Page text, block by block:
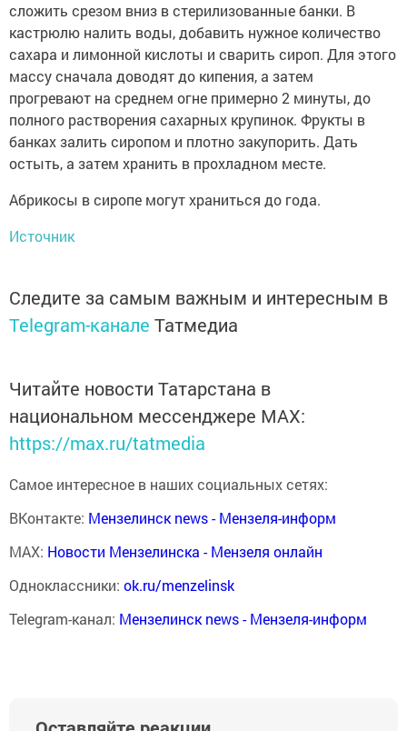
сложить срезом вниз в стерилизованные банки. В
кастрюлю налить воды, добавить нужное количество
сахара и лимонной кислоты и сварить сироп. Для этого
массу сначала доводят до кипения, а затем
прогревают на среднем огне примерно 2 минуты, до
полного растворения сахарных крупинок. Фрукты в
банках залить сиропом и плотно закупорить. Дать
остыть, а затем хранить в прохладном месте.
Абрикосы в сиропе могут храниться до года.
Источник
Следите за самым важным и интересным в
Telegram-канале Татмедиа
Читайте новости Татарстана в
национальном мессенджере MАХ:
https://max.ru/tatmedia
Самое интересное в наших социальных сетях:
ВКонтакте: Мензелинск news - Мензеля-информ
MAX: Новости Мензелинска - Мензеля онлайн
Одноклассники: ok.ru/menzelinsk
Telegram-канал: Мензелинск news - Мензеля-информ